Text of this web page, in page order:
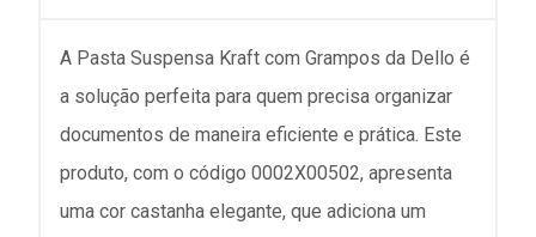
A Pasta Suspensa Kraft com Grampos da Dello é
a solução perfeita para quem precisa organizar
documentos de maneira eficiente e prática. Este
produto, com o código 0002X00502, apresenta
uma cor castanha elegante, que adiciona um